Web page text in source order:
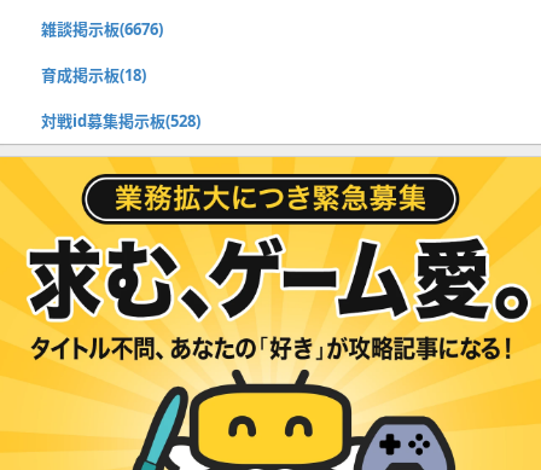
雑談掲示板(6676)
育成掲示板(18)
対戦id募集掲示板(528)